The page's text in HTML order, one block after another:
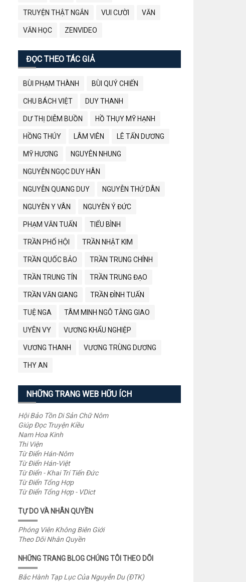
TRUYỆN THẬT NGẮN VUI CƯỜI VĂN
VĂN HỌC ZENVIDEO
ĐỌC THEO TÁC GIẢ
BÙI PHẠM THÀNH BÙI QUÝ CHIẾN
CHU BÁCH VIỆT DUY THANH
DƯ THỊ DIỄM BUỒN HỒ THỤY MỸ HẠNH
HỒNG THÚY LÂM VIÊN LÊ TẤN DƯƠNG
MỸ HƯƠNG NGUYÊN NHUNG
NGUYỄN NGỌC DUY HÂN
NGUYỄN QUANG DUY NGUYỄN THỨ DÂN
NGUYỄN Y VÂN NGUYỄN Ý ĐỨC
PHẠM VĂN TUẤN TIỂU BÌNH
TRẦN PHỐ HỘI TRẦN NHẬT KIM
TRẦN QUỐC BẢO TRẦN TRUNG CHÍNH
TRẦN TRUNG TÍN TRẦN TRUNG ĐẠO
TRẦN VĂN GIANG TRẦN ĐÌNH TUẤN
TUỆ NGA TÂM MINH NGÔ TẰNG GIAO
UYÊN VY VƯƠNG KHẨU NGHIỆP
VƯƠNG THANH VƯƠNG TRÙNG DƯƠNG
THY AN
NHỮNG TRANG WEB HỮU ÍCH
Hội Bảo Tồn Di Sản Chữ Nôm
Giúp Đọc Truyện Kiều
Nam Hoa Kinh
Thi Viện
Từ Điển Hán-Nôm
Từ Điển Hán-Việt
Từ Điển - Khai Trí Tiến Đức
Từ Điển Tổng Hợp
Từ Điển Tổng Hợp - VDict
TỰ DO VÀ NHÂN QUYỀN
Phóng Viên Không Biên Giới
Theo Dõi Nhân Quyền
NHỮNG TRANG BLOG CHÚNG TÔI THEO DÕI
Bắc Hành Tạp Lục Của Nguyễn Du (ĐTK)